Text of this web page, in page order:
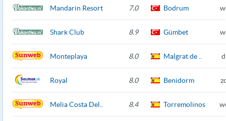
Mandarin Resort 7.0 Bodrum
Shark Club 8.9 Gümbet
Monteplaya 8.0 Malgrat de ..
Royal 8.0 Benidorm
Melia Costa Del.. 8.4 Torremolinos